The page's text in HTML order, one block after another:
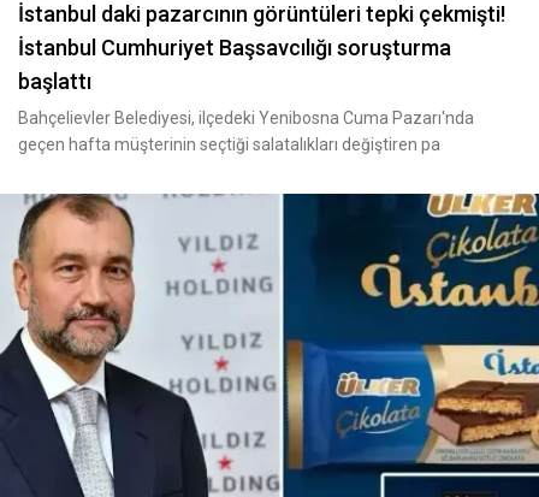
İstanbul daki pazarcının görüntüleri tepki çekmişti!
İstanbul Cumhuriyet Başsavcılığı soruşturma
başlattı
Bahçelievler Belediyesi, ilçedeki Yenibosna Cuma Pazarı'nda
geçen hafta müşterinin seçtiği salatalıkları değiştiren pa